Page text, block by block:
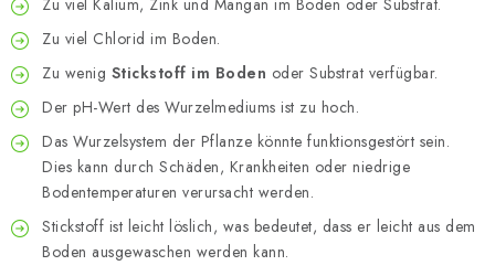
Zu viel Kalium, Zink und Mangan im Boden oder Substrat.
Zu viel Chlorid im Boden.
Zu wenig Stickstoff im Boden oder Substrat verfügbar.
Der pH-Wert des Wurzelmediums ist zu hoch.
Das Wurzelsystem der Pflanze könnte funktionsgestört sein.
Dies kann durch Schäden, Krankheiten oder niedrige
Bodentemperaturen verursacht werden.
Stickstoff ist leicht löslich, was bedeutet, dass er leicht aus dem
Boden ausgewaschen werden kann.